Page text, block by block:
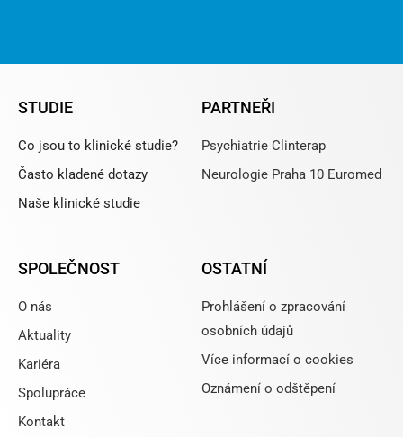
STUDIE
Co jsou to klinické studie?
Často kladené dotazy
Naše klinické studie
PARTNEŘI
Psychiatrie Clinterap
Neurologie Praha 10 Euromed
SPOLEČNOST
O nás
Aktuality
Kariéra
Spolupráce
Kontakt
OSTATNÍ
Prohlášení o zpracování
osobních údajů
Více informací o cookies
Oznámení o odštěpení